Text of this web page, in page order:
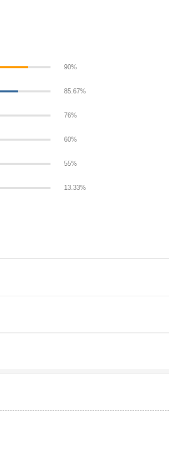
90%
85.67%
76%
60%
55%
13.33%